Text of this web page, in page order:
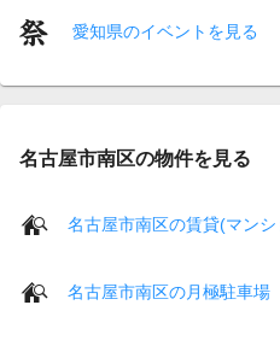
愛知県のイベントを見る
名古屋市南区の物件を見る
名古屋市南区の賃貸(マン
名古屋市南区の月極駐車場